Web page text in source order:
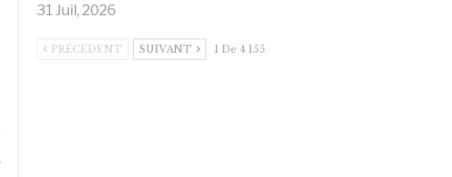
31 Juil, 2026
PRÉCÉDENT SUIVANT 1 De 4 155